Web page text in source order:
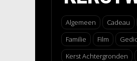
Algemeen Cadeau
Familie
Film
Kerst Achtergronden